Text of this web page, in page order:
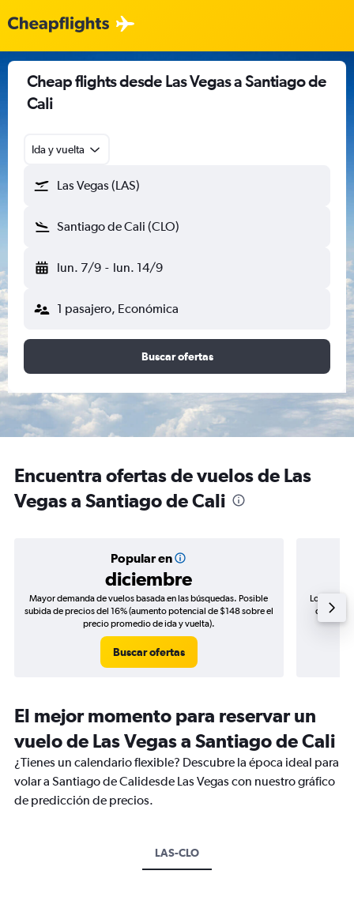
Cheap flights desde Las Vegas a Santiago de
Cali
Ida y vuelta
Las Vegas (LAS)
Santiago de Cali (CLO)
lun. 7/9 - lun. 14/9
1 pasajero, Económica
Buscar ofertas
Encuentra ofertas de vuelos de Las
Vegas a Santiago de Cali
Popular en
diciembre
Mayor demanda de vuelos basada en las búsquedas. Posible
subida de precios del 16% (aumento potencial de $148 sobre el
precio promedio de ida y vuelta).
Buscar ofertas
Los
de
El mejor momento para reservar un
vuelo de Las Vegas a Santiago de Cali
¿Tienes un calendario flexible? Descubre la época ideal para
volar a Santiago de Calidesde Las Vegas con nuestro gráfico
de predicción de precios.
LAS-CLO